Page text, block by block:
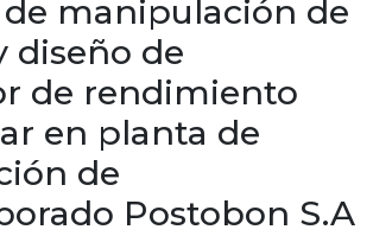
de manipulación de
diseño de
de rendimiento
en planta de
de
Postobon S.A